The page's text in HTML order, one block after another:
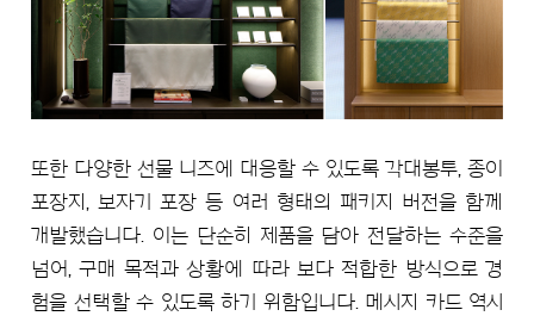
또한 다양한 선물 니즈에 대응할 수 있도록 각대봉투, 종이
포장지, 보자기 포장 등 여러 형태의 패키지 버전을 함께
개발했습니다. 이는 단순히 제품을 담아 전달하는 수준을
넘어, 구매 목적과 상황에 따라 보다 적합한 방식으로 경
험을 선택할 수 있도록 하기 위함입니다. 메시지 카드 역시